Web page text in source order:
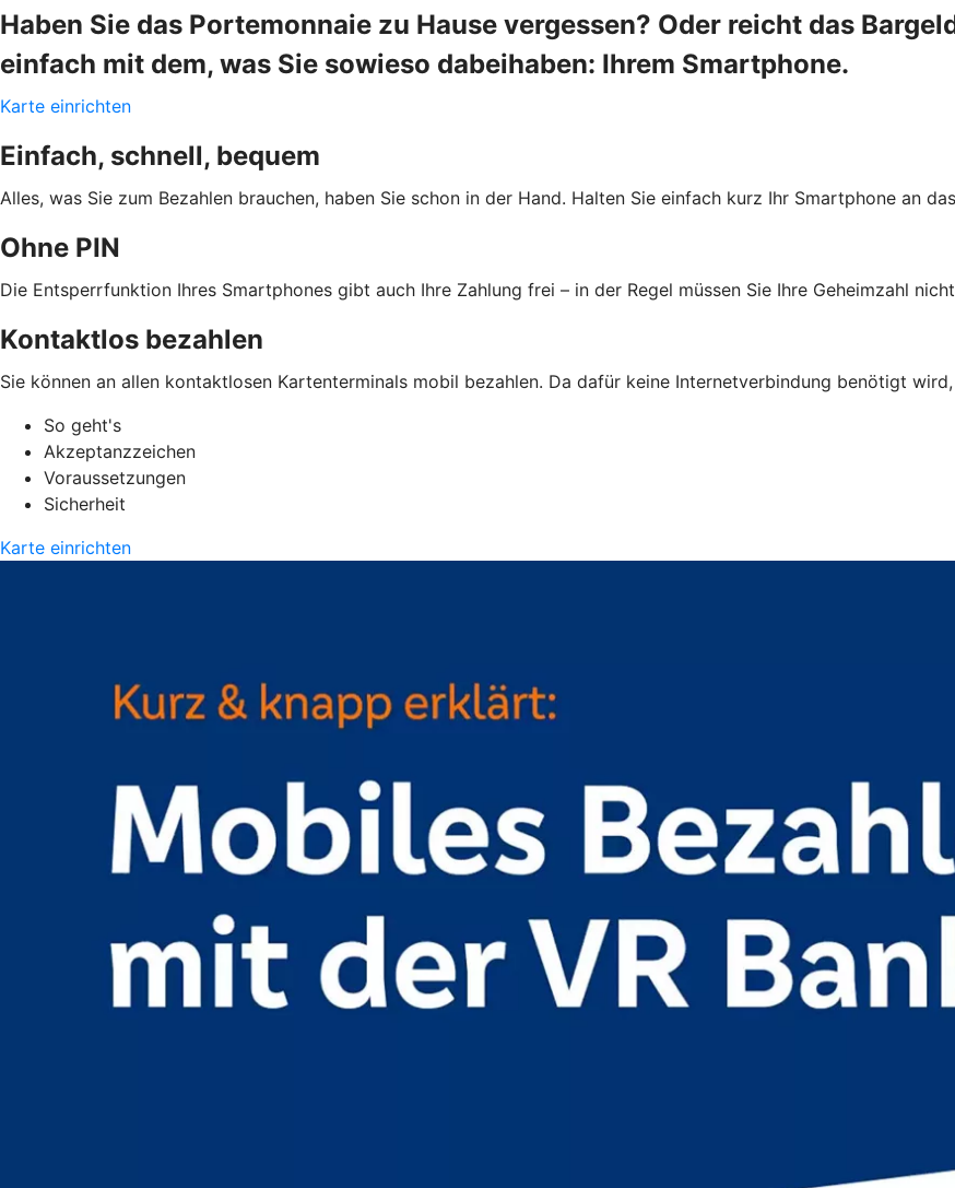
Haben Sie das Portemonnaie zu Hause vergessen? Oder reicht das
einfach mit dem, was Sie sowieso dabeihaben: Ihrem Smartphone.
Karte einrichten
Einfach, schnell, bequem
Alles, was Sie zum Bezahlen brauchen, haben Sie schon in der Hand. Halten Sie einfach kurz Ihr Smartphone an
Ohne PIN
Die Entsperrfunktion Ihres Smartphones gibt auch Ihre Zahlung frei – in der Regel müssen Sie Ihre Geheimzahl
Kontaktlos bezahlen
Sie können an allen kontaktlosen Kartenterminals mobil bezahlen. Da dafür keine Internetverbindung benötigt
So geht's
Akzeptanzzeichen
Voraussetzungen
Sicherheit
Karte einrichten